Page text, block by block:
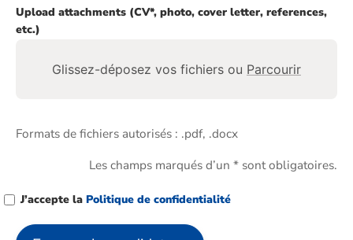
Upload attachments (CV*, photo, cover letter, references,
etc.)
Glissez-déposez vos fichiers ou Parcourir
Formats de fichiers autorisés : .pdf, .docx
Les champs marqués d’un * sont obligatoires.
J’accepte laPolitique de confidentialité